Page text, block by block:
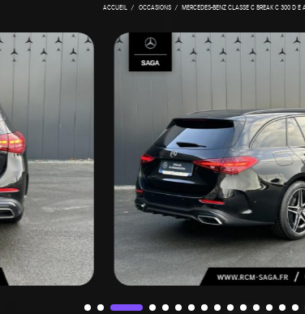
ACCUEIL OCCASIONS MERCEDES-BENZ CLASSE C BREAK C 300 D